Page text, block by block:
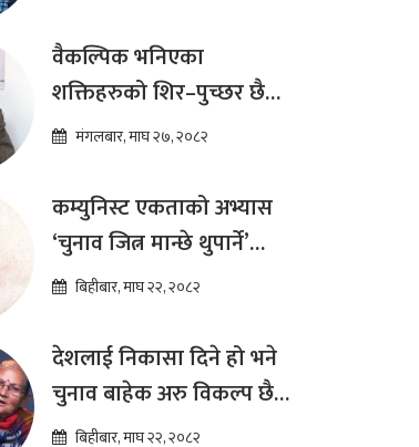
ढकाल
वैकल्पिक भनिएका
शक्तिहरुको शिर–पुच्छर छैन,
प्रतिस्पर्धा पूरानै दलसँग हुन्छ :
मंगलबार, माघ २७, २०८२
कम्युनिस्ट एकताको अभ्यास
‘चुनाव जित्न मान्छे थुपार्ने’
माध्यम मात्र हो : विप्लव
बिहीबार, माघ २२, २०८२
देशलाई निकासा दिने हो भने
चुनाव बाहेक अरु विकल्प छैन
: अष्टलक्ष्मी शाक्य
बिहीबार, माघ २२, २०८२